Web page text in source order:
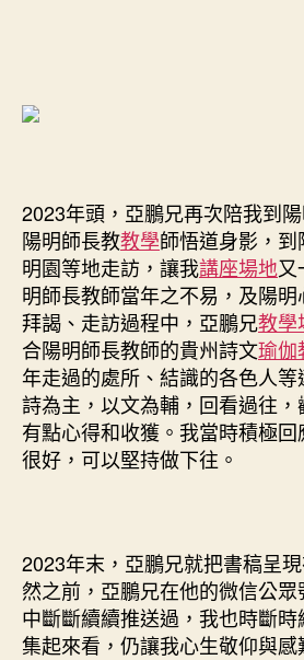
2023年頭，亞鵬兄再次陪我到
陽明師長教教學師悟道身影，
明園等地走訪，讓我講座場地又
明師長教師當年之不易，及陽
拜謁、走訪過程中，亞鵬兄教學
合陽明師長教師的貴州詩文瑜伽
年走過的處所、結識的各色人
詩為主，以文為輔，回看過往
有點心得和收獲。我當時積極
很好，可以堅持做下往。
2023年末，亞鵬兄就把書稿呈
然之前，亞鵬兄在他的微信公眾
中斷斷續續推送過，我也時斷
集起來看，仍讓我心生敬仰與感